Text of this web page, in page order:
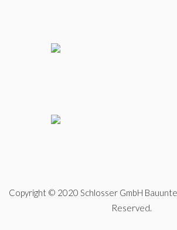
Copyright © 2020 Schlosser GmbH
Reserved.